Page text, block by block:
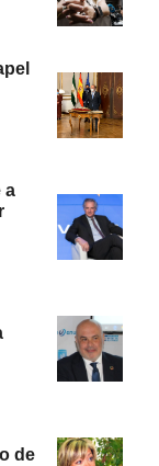
a
de